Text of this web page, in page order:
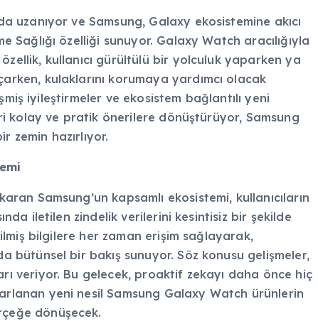
uzanıyor ve Samsung, Galaxy ekosistemine akıcı
özelliği sunuyor. Galaxy Watch aracılığıyla
kullanıcı gürültülü bir yolculuk yaparken ya
kulaklarını korumaya yardımcı olacak
iyileştirmeler ve ekosistem bağlantılı yeni
kolay ve pratik önerilere dönüştürüyor, Samsung
zemin hazırlıyor.
Samsung’un kapsamlı ekosistemi, kullanıcıların
iletilen zindelik verilerini kesintisiz bir şekilde
bilgilere her zaman erişim sağlayarak,
bütünsel bir bakış sunuyor. Söz konusu gelişmeler,
veriyor. Bu gelecek, proaktif zekayı daha önce hiç
yeni nesil Samsung Galaxy Watch ürünlerin
dönüşecek.